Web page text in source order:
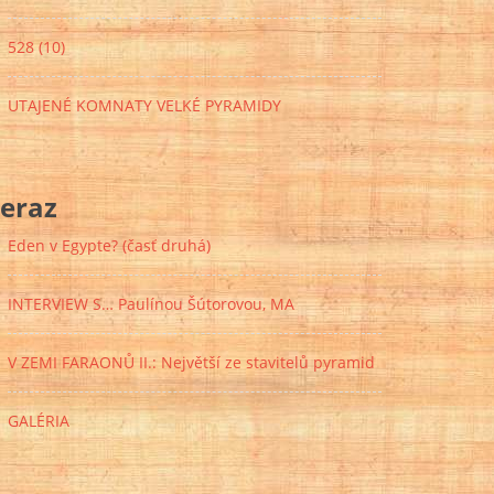
528 (10)
UTAJENÉ KOMNATY VELKÉ PYRAMIDY
Eden v Egypte? (časť druhá)
INTERVIEW S… Paulínou Šútorovou, MA
V ZEMI FARAONŮ II.: Největší ze stavitelů pyramid
GALÉRIA